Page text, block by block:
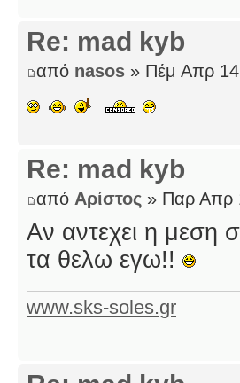
Re: mad kyb
από nasos » Πέμ Απρ
Re: mad kyb
από Αρίστος » Παρ Απρ
Αν αντεχει η μεση
τα θελω εγω!!
www.sks-soles.gr